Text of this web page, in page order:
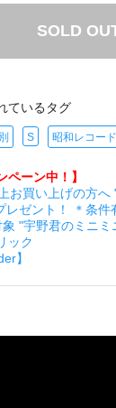
SOLD
ているタグ
S 昭和レコード
ペーン中！】
お買い上げの方
レゼント！ ＊条件
"宇野君のミニミ
ック
】